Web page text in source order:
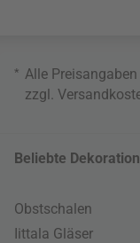
* Alle
zzgl.
Beliebte
Obstschalen
Iittala Gläser